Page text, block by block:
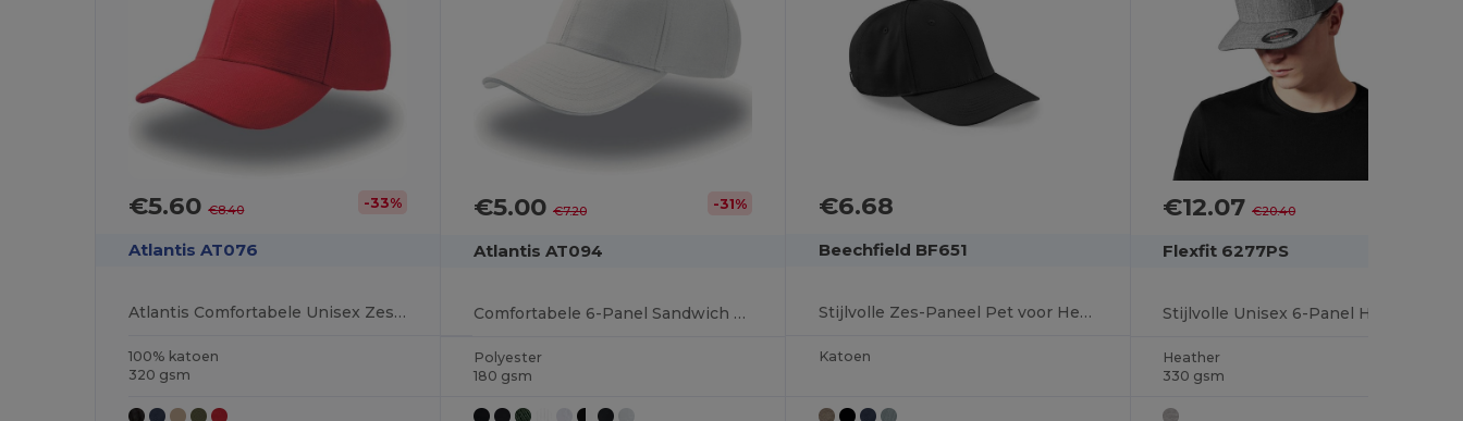
€5.60€8.40 -33%
Atlantis AT076
Atlantis Comfortabele Unisex Zes-Panelen Pet
100% katoen
320 gsm
€5.00 €7.20 -31%
Atlantis AT094
Comfortabele 6-Panel Sandwich Vizier Pet
Polyester
180 gsm
€6.68
Beechfield BF651
Stijlvolle Zes-Paneel Pet voor Heren
Katoen
€12.07€20.40
Flexfit 6277PS
Heather
330 gsm